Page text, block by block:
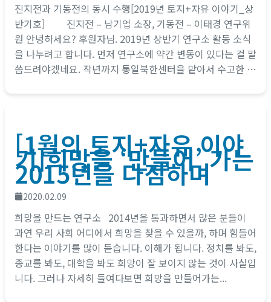
진지전과 기동전의 동시 수행[2019년 토지+자유 이야기_상
반기호] 진지전 – 남기업 소장, 기동전 – 이태경 연구위
원 안녕하세요? 후원자님. 2019년 상반기 연구소 활동 소식
을 나누려고 합니다. 먼저 연구소에 약간 변동이 있다는 걸 말
씀드려야겠네요. 작년까지 통일북한센터을 맡아서 수고한 조
[1월의 토지+자유 이야
기]희망을 ‘만들어’ 가는
2015년을 다짐하며
2020.02.09
희망을 만드는 연구소 2014년을 통과하면서 많은 분들이
과연 우리 사회 어디에서 희망을 찾을 수 있을까, 하며 힘들어
한다는 이야기를 많이 듣습니다. 이해가 됩니다. 정치를 봐도,
종교를 봐도, 대학을 봐도 희망이 잘 보이지 않는 것이 사실입
니다. 그러나 자세히 들여다보면 희망을 만들어가는...